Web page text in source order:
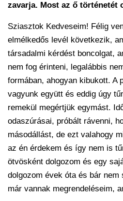
zavarja. Most az ő történetét
Sziasztok Kedveseim! Félig
elmélkedős levél következik,
társadalmi kérdést boncolgat,
nem fog érinteni, legalábbis
formában, ahogyan kibukott. A
vagyunk együtt és eddig úgy
remekül megértjük egymást.
odaszúrásai, próbált rávenni,
másodállást, de ezt valahogy
az én érdekem és így nem is
ötvösként dolgozom és egy
dolgozom évek óta és bár
már vannak megrendeléseim,